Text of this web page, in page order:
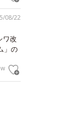
08/22
ワ改
」の